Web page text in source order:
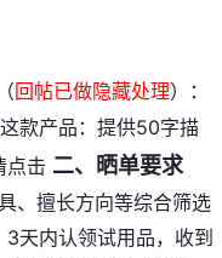
回帖已做隐藏处理）：
款产品：提供50字描
点击 二、晒单要求
、擅长方向等综合筛选
天内认领试用品，收到